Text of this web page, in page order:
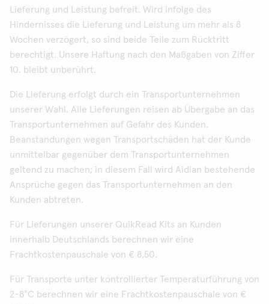
Lieferung und Leistung befreit. Wird infolge des
Hindernisses die Lieferung und Leistung um mehr als 8
Wochen verzögert, so sind beide Teile zum Rücktritt
berechtigt. Unsere Haftung nach den Maßgaben von Ziffer
10. bleibt unberührt.
Die Lieferung erfolgt durch ein Transportunternehmen
unserer Wahl. Alle Lieferungen reisen ab Übergabe an das
Transportunternehmen auf Gefahr des Kunden.
Beanstandungen wegen Transportschäden hat der Kunde
unmittelbar gegenüber dem Transportunternehmen
geltend zu machen; in diesem Fall wird Aidian bestehende
Ansprüche gegen das Transportunternehmen an den
Kunden abtreten.
Für Lieferungen unserer QuikRead Kits an Kunden
innerhalb Deutschlands berechnen wir eine
Frachtkostenpauschale von € 8,50.
Für Transporte unter kontrollierter Temperaturführung von
2-8°C berechnen wir eine Frachtkostenpauschale von €